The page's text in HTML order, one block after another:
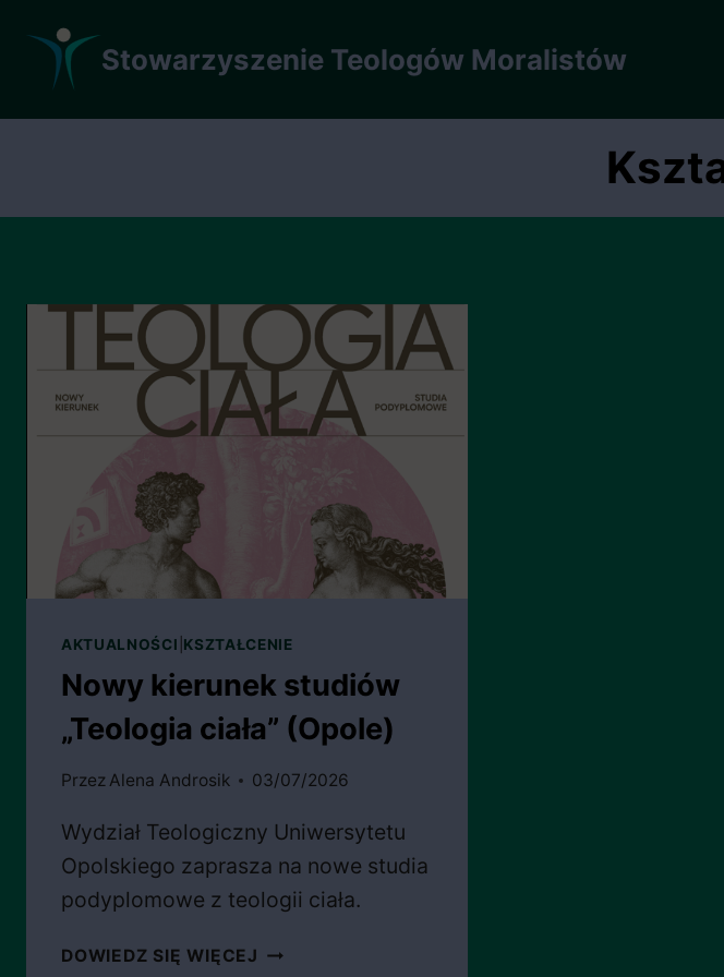
treści
Stowarzyszenie Teologów Moralistów
AKTUALNOŚCI KSZTAŁCENIE
Nowy kierunek studiów
„Teologia ciała” (Opole)
PrzezAlena Androsik 03/07/2026
Wydział Teologiczny Uniwersytetu
Opolskiego zaprasza na nowe studia
podyplomowe z teologii ciała.
DOWIEDZ SIĘ WIĘCEJ NOWY